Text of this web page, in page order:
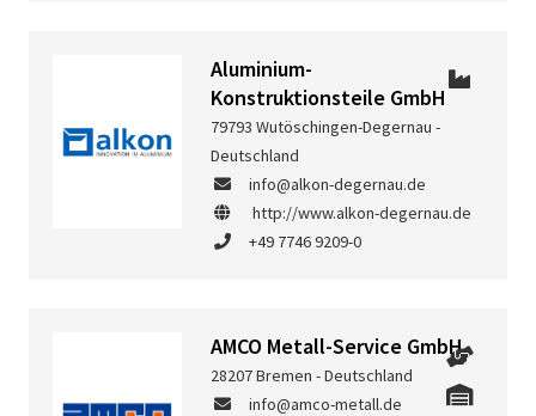
Aluminium-
Konstruktionsteile GmbH
79793 Wutöschingen-Degernau -
Deutschland
info@alkon-degernau.de
http://www.alkon-degernau.de
+49 7746 9209-0
AMCO Metall-Service GmbH
28207 Bremen - Deutschland
info@amco-metall.de